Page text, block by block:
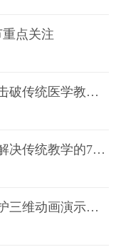
点关注
医疗教育仿真动画定制实战手册：击破传统医学教育7大痛点
医疗教育仿真动画定制实战手册：解决传统教学的7大痛点
设备维护维修不再难！专业产品维护三维动画演示定制指南